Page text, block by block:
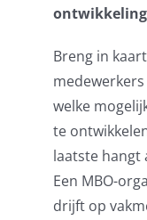
Breng in
welke
te
laatste hangt
Een MBO-
drijft op